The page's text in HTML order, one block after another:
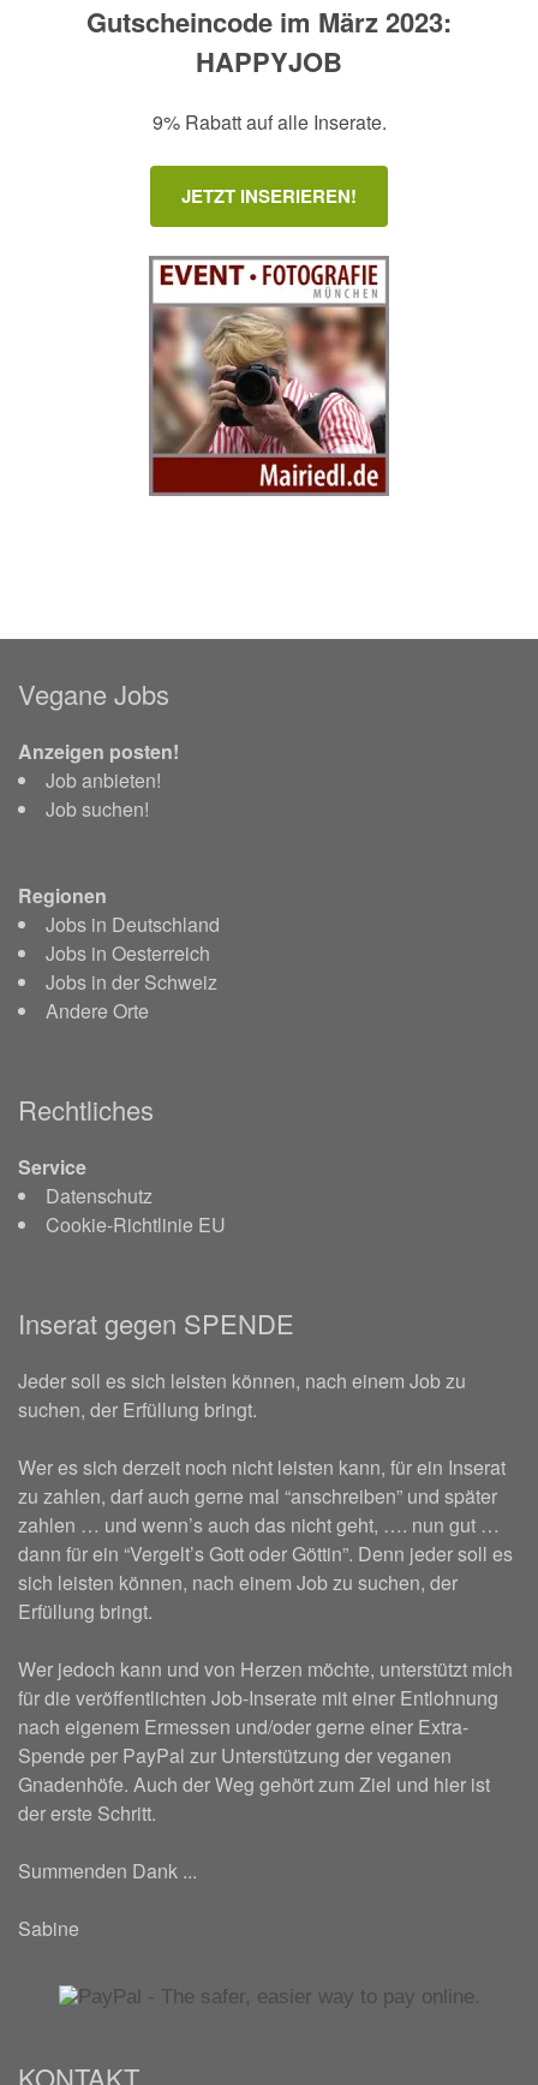
Gutscheincode im März 2023:
HAPPYJOB
9% Rabatt auf alle Inserate.
JETZT INSERIEREN!
Vegane Jobs
Anzeigen posten!
Job anbieten!
Job suchen!
Regionen
Jobs in Deutschland
Jobs in Oesterreich
Jobs in der Schweiz
Andere Orte
Rechtliches
Service
Datenschutz
Cookie-Richtlinie EU
Inserat gegen SPENDE
Jeder soll es sich leisten können, nach einem Job zu
suchen, der Erfüllung bringt.
Wer es sich derzeit noch nicht leisten kann, für ein Inserat
zu zahlen, darf auch gerne mal “anschreiben” und später
zahlen … und wenn’s auch das nicht geht, …. nun gut …
dann für ein “Vergelt’s Gott oder Göttin”. Denn jeder soll es
sich leisten können, nach einem Job zu suchen, der
Erfüllung bringt.
Wer jedoch kann und von Herzen möchte, unterstützt mich
für die veröffentlichten Job-Inserate mit einer Entlohnung
nach eigenem Ermessen und/oder gerne einer Extra-
Spende per PayPal zur Unterstützung der veganen
Gnadenhöfe. Auch der Weg gehört zum Ziel und hier ist
der erste Schritt.
Summenden Dank ...
Sabine
KONTAKT